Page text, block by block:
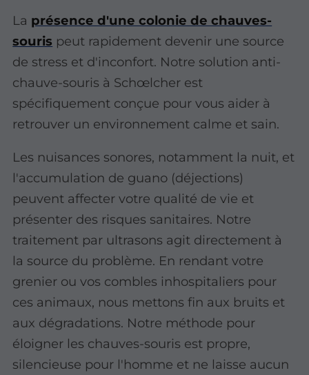
La présence d'une colonie de chauves-
souris peut rapidement devenir une source
de stress et d'inconfort. Notre solution anti-
chauve-souris à Schœlcher est
spécifiquement conçue pour vous aider à
retrouver un environnement calme et sain.
Les nuisances sonores, notamment la nuit, et
l'accumulation de guano (déjections)
peuvent affecter votre qualité de vie et
présenter des risques sanitaires. Notre
traitement par ultrasons agit directement à
la source du problème. En rendant votre
grenier ou vos combles inhospitaliers pour
ces animaux, nous mettons fin aux bruits et
aux dégradations. Notre méthode pour
éloigner les chauves-souris est propre,
silencieuse pour l'homme et ne laisse aucun